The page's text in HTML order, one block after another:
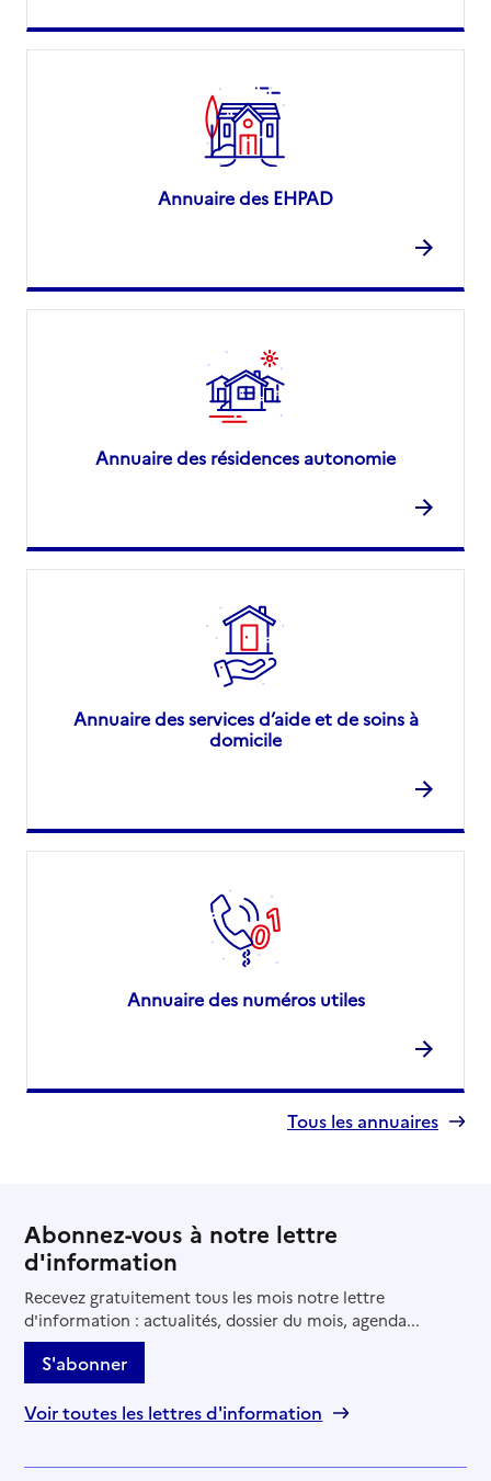
Annuaire des EHPAD
Annuaire des résidences autonomie
Annuaire des services d’aide et de soins à
domicile
Annuaire des numéros utiles
Tous les annuaires
Abonnez-vous à notre lettre
d'information
Recevez gratuitement tous les mois notre lettre
d'information : actualités, dossier du mois, agenda...
S'abonner
Voir toutes les lettres d'information